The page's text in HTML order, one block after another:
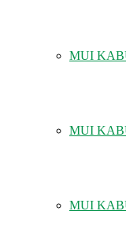
MUI
MUI
MUI